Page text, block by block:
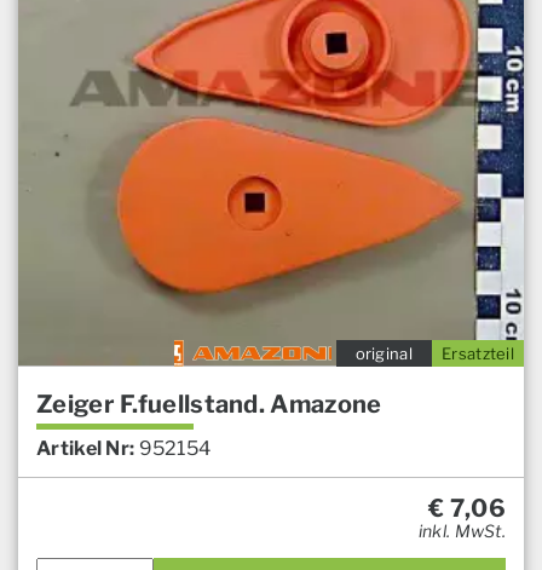
Ersatzteil
original
Zeiger F.fuellstand. Amazone
Artikel Nr: 952154
€ 7,06
inkl. MwSt.